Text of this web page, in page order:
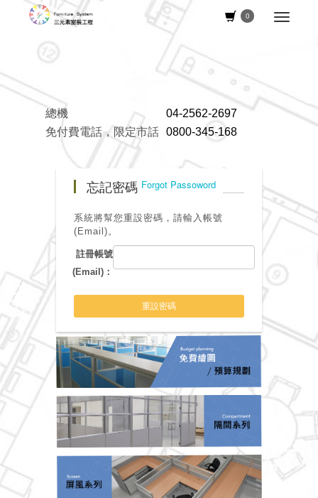
0
總機
04-2562-2697
免付費電話，限定市話 0800-345-168
忘記密碼 Forgot Passoword
系統將幫您重設密碼，請輸入帳號
(Email)。
註冊帳號
(Email)：
重設密碼